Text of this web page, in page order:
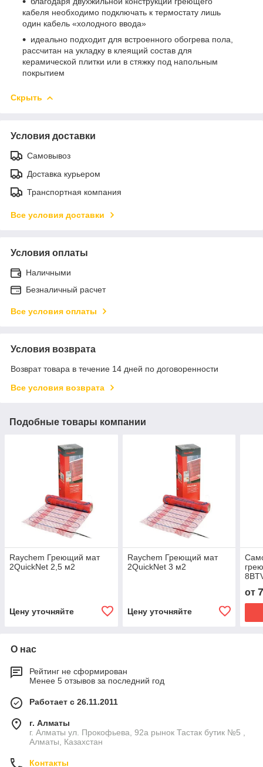
кабеля необходимо подключать к термостату лишь
один кабель «холодного ввода»
идеально подходит для встроенного обогрева пола,
рассчитан на укладку в клеящий состав для
керамической плитки или в стяжку под напольным
покрытием
Скрыть
Условия доставки
Самовывоз
Доставка курьером
Транспортная компания
Все условия доставки
Условия оплаты
Наличными
Безналичный расчет
Все условия оплаты
Условия возврата
Возврат товара в течение 14 дней по договоренности
Все условия возврата
Подобные товары компании
Raychem Греющий мат
2QuickNet 2,5 м2
Цену уточняйте
Raychem Греющий мат
2QuickNet 3 м2
Цену уточняйте
от
О нас
Рейтинг не сформирован
Менее 5 отзывов за последний год
Работает с 26.11.2011
г. Алматы
г. Алматы ул. Прокофьева, 92а рынок Тастак бутик №5 ,
Алматы, Казахстан
Контакты